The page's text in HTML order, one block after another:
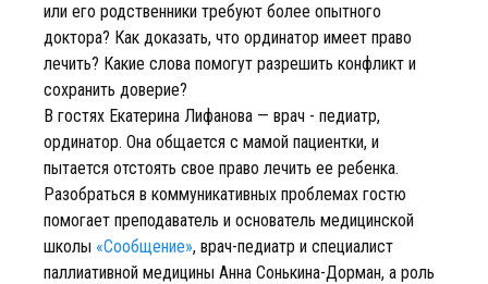
или его родственники требуют более опытного
доктора? Как доказать, что ординатор имеет право
лечить? Какие слова помогут разрешить конфликт и
сохранить доверие?
В гостях Екатерина Лифанова — врач - педиатр,
ординатор. Она общается с мамой пациентки, и
пытается отстоять свое право лечить ее ребенка.
Разобраться в коммуникативных проблемах гостю
помогает преподаватель и основатель медицинской
школы «Сообщение», врач-педиатр и специалист
паллиативной медицины Анна Сонькина-Дорман, а роль